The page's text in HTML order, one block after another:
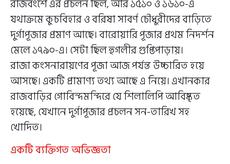
রাজবংশে এর প্রচলন ছিল, আর ১৫১০ ও ১৬১০-এ
যথাক্রমে কুচবিহার ও বরিষা সাবর্ণ চৌধুরীদের বাড়িতে
দুর্গাপূজার প্রমাণ আছে। বারোয়ারি পূজার প্রথম নিদর্শন
মেলে ১৭৯০-এ। সেটা ছিল হুগলীর গুপ্তিপাড়ায়।
রাজা কংসনারায়ণের পূজা আজ পর্যন্ত উচ্চারিত হয়ে
আসছে। একটি প্রামাণ্য তথ্য আছে এ নিয়ে। এখানকার
রাজবাড়ির গোবিন্দমন্দিরে যে শিলালিপি আবিষ্কৃত
হয়েছে, যেখানে দুর্গাপূজার প্রচলন সন-তারিখ সহ
খোদিত।
একটি ব্যক্তিগত অভিজ্ঞতা